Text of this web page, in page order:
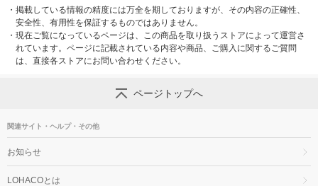
・ 掲載している情報の精度には万全を期しておりますが、その内容の正確性、
安全性、有用性を保証するものではありません。
・ 現在ご覧になっているページは、この商品を取り扱うストアによって運営さ
れています。ページに記載されている内容や商品、ご購入に関するご質問
は、直接各ストアにお問い合わせください。
ページトップへ
関連サイト・ヘルプ・その他
お知らせ
LOHACOとは